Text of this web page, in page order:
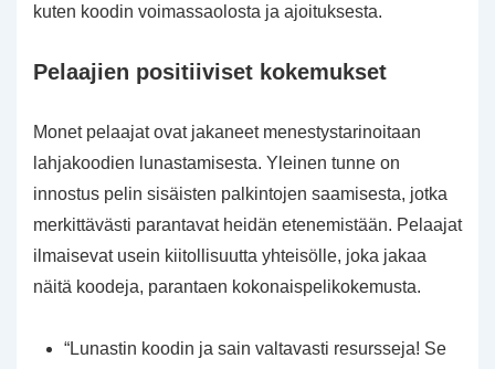
kuten koodin voimassaolosta ja ajoituksesta.
Pelaajien positiiviset kokemukset
Monet pelaajat ovat jakaneet menestystarinoitaan
lahjakoodien lunastamisesta. Yleinen tunne on
innostus pelin sisäisten palkintojen saamisesta, jotka
merkittävästi parantavat heidän etenemistään. Pelaajat
ilmaisevat usein kiitollisuutta yhteisölle, joka jakaa
näitä koodeja, parantaen kokonaispelikokemusta.
“Lunastin koodin ja sain valtavasti resursseja! Se